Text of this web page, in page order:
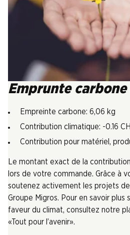
Emprunte
Empreinte carbone: 6,06 kg
Contribution climatique: -0.16
Contribution pour matériel,
Le montant exact de la
lors de votre commande. Grâce à
soutenez activement les projets
Groupe Migros. Pour en savoir
faveur du climat, consultez notre
«Tout pour l’avenir».